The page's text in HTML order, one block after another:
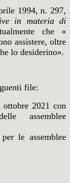
1994, n. 297,
in materia di
che «
assistere, oltre
lo desiderino».
file:
2021 con
assemblee
le assemblee